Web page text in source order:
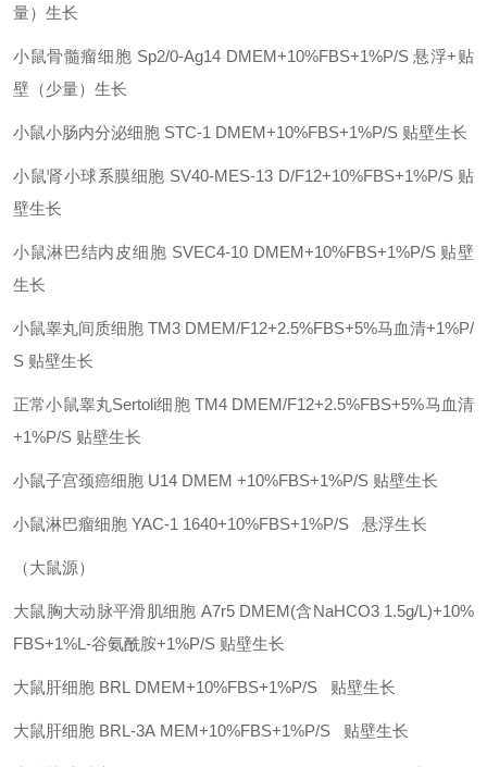
量）生长
小鼠骨髓瘤细胞 Sp2/0-Ag14 DMEM+10%FBS+1%P/S悬浮+贴
壁（少量）生长
小鼠小肠内分泌细胞 STC-1 DMEM+10%FBS+1%P/S 贴壁生长
小鼠肾小球系膜细胞 SV40-MES-13 D/F12+10%FBS+1%P/S 贴
壁生长
小鼠淋巴结内皮细胞 SVEC4-10 DMEM+10%FBS+1%P/S 贴壁
生长
小鼠睾丸间质细胞 TM3 DMEM/F12+2.5%FBS+5%马血清+1%P/
S 贴壁生长
正常小鼠睾丸Sertoli细胞 TM4 DMEM/F12+2.5%FBS+5%马血清
+1%P/S 贴壁生长
小鼠子宫颈癌细胞 U14 DMEM +10%FBS+1%P/S 贴壁生长
小鼠淋巴瘤细胞 YAC-1 1640+10%FBS+1%P/S 悬浮生长
（大鼠源）
大鼠胸大动脉平滑肌细胞 A7r5 DMEM(含NaHCO3 1.5g/L)+10%
FBS+1%L-谷氨酰胺+1%P/S 贴壁生长
大鼠肝细胞 BRL DMEM+10%FBS+1%P/S 贴壁生长
大鼠肝细胞 BRL-3A MEM+10%FBS+1%P/S 贴壁生长